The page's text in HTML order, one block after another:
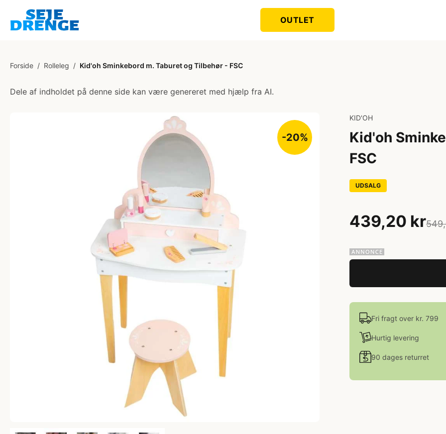
OUTLET
Forside / Rolleleg / Kid'oh Sminkebord m. Taburet og Tilbehør - FSC
Dele af indholdet på denne side kan være genereret med hjælp fra AI.
-20%
KID'OH
Kid'oh
FSC
UDSALG
439,20 kr
Fri fragt over kr. 799
Hurtig levering
90 dages returret